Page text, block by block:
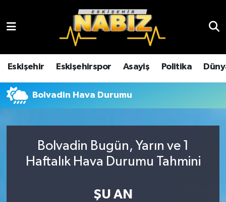
Eskişehir Eskişehirspor Asayiş Politika
Bolvadin Hava Durumu
Bolvadin Bugün, Yarın ve 1
Haftalık Hava Durumu Tahmini
ŞU AN
Çevre
Dünya
Ekonomi
Eskişehir
Eskişehir Hava Durumu
Eskişehir Trafik Yoğunluk Haritası
TFF 3.Lig 4.Grup Puan Durumu ve Fikstür
Son Dakika Haberleri
Haber Arşivi